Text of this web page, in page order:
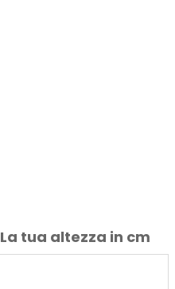
La tua altezza in cm